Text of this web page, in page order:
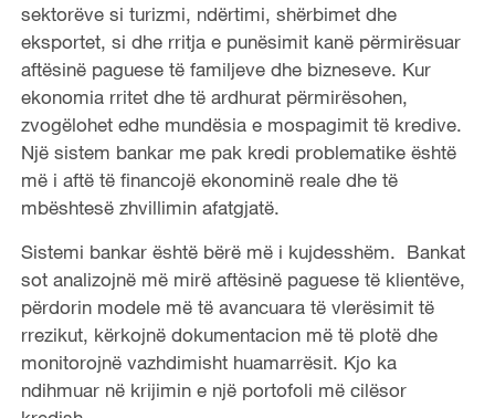
sektorëve si turizmi, ndërtimi, shërbimet dhe
eksportet, si dhe rritja e punësimit kanë përmirësuar
aftësinë paguese të familjeve dhe bizneseve. Kur
ekonomia rritet dhe të ardhurat përmirësohen,
zvogëlohet edhe mundësia e mospagimit të kredive.
Një sistem bankar me pak kredi problematike është
më i aftë të financojë ekonominë reale dhe të
mbështesë zhvillimin afatgjatë.
Sistemi bankar është bërë më i kujdesshëm. Bankat
sot analizojnë më mirë aftësinë paguese të klientëve,
përdorin modele më të avancuara të vlerësimit të
rrezikut, kërkojnë dokumentacion më të plotë dhe
monitorojnë vazhdimisht huamarrësit. Kjo ka
ndihmuar në krijimin e një portofoli më cilësor